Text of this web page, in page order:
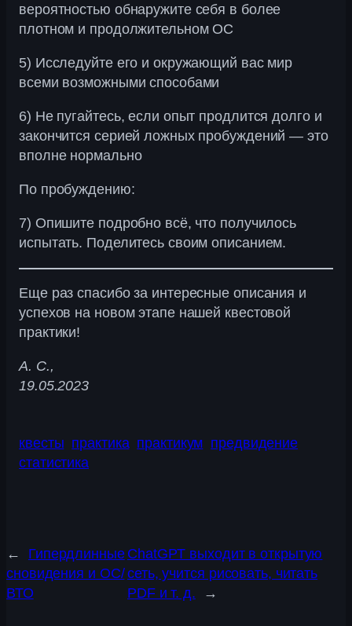
вероятностью обнаружите себя в более
плотном и продолжительном ОС
5) Исследуйте его и окружающий вас мир
всеми возможными способами
6) Не пугайтесь, если опыт продлится долго и
закончится серией ложных пробуждений — это
вполне нормально
По пробуждению:
7) Опишите подробно всё, что получилось
испытать. Поделитесь своим описанием.
Еще раз спасибо за интересные описания и
успехов на новом этапе нашей квестовой
практики!
А. С.,
19.05.2023
квесты практика практикум предвидение
статистика
←
Гипердлинные
сновидения и ОС/
ВТО
ChatGPT выходит в открытую
сеть, учится рисовать, читать
PDF и т. д.
→